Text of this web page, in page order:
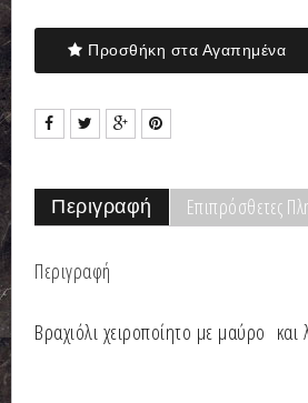
Προσθήκη στα Αγαπημένα
Περιγραφή Επιπρόσθετες
Περιγραφή
Βραχιόλι χειροποίητο με μαύρο